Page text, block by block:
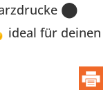
⬤
ideal für deinen